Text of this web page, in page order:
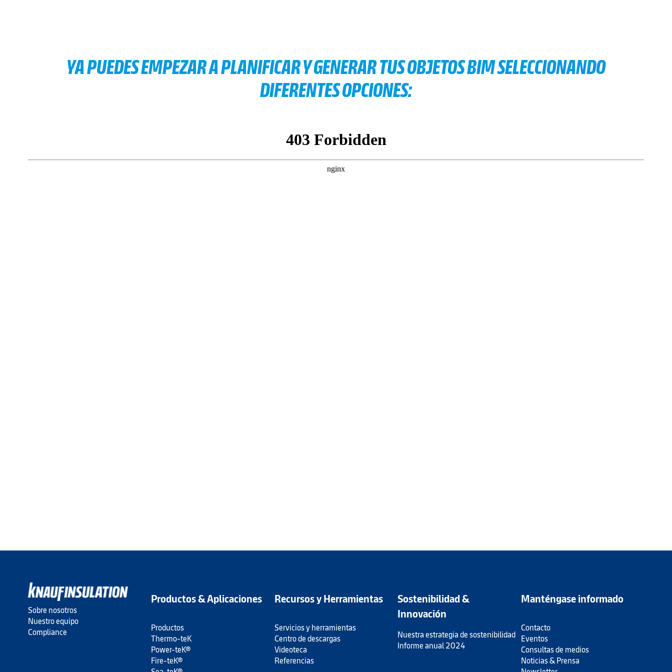
YA PUEDES EMPEZAR A PLANIFICAR Y GENERAR TUS OBJETOS BIM SELECCIONANDO
DIFERENTES OPCIONES:
Sobre nosotros
Nuestro equipo
Compliance
Productos & Aplicaciones
Productos
Thermo-teK
Power-teK®
Fire-teK®
Recursos y Herramientas
Servicios y herramientas
Centro de descargas
Videoteca
Referencias
Sostenibilidad &
Innovación
Nuestra estrategia de sostenibilidad
Informe anual 2024
Manténgase informado
Contacto
Eventos
Consultas de medios
Noticias & Prensa